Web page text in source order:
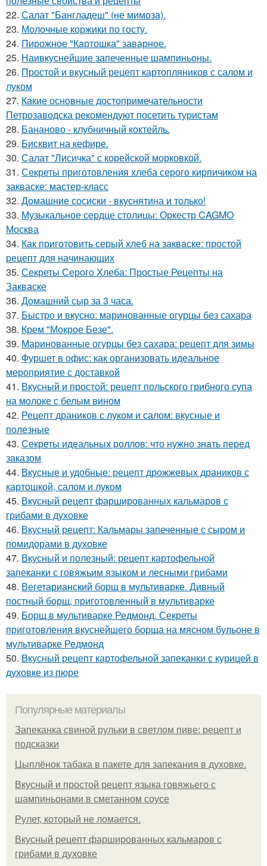
22. Салат "Бангладеш" (не мимоза).
23. Молочные коржики по госту.
24. Пирожное "Картошка" заварное.
25. Наивкуснейшие запеченные шампиньоны.
26. Простой и вкусный рецепт картопляников с салом и
луком
27. Какие основные достопримечательности
Петрозаводска рекомендуют посетить туристам
28. Бананово - клубничный коктейль.
29. Бисквит на кефире.
30. Салат "Лисичка" с корейской морковкой.
31. Секреты приготовления хлеба серого кирпичиком на
закваске: мастер-класс
32. Домашние сосиски - вкуснятина и только!
33. Музыкальное сердце столицы: Оркестр CAGMO
Москва
34. Как приготовить серый хлеб на закваске: простой
рецепт для начинающих
35. Секреты Серого Хлеба: Простые Рецепты на
Закваске
36. Домашний сыр за 3 часа.
37. Быстро и вкусно: маринованные огурцы без сахара
38. Крем "Мокрое Безе".
39. Маринованные огурцы без сахара: рецепт для зимы
40. Фуршет в офис: как организовать идеальное
мероприятие с доставкой
41. Вкусный и простой: рецепт польского грибного супа
на молоке с белым вином
42. Рецепт драников с луком и салом: вкусные и
полезные
43. Секреты идеальных роллов: что нужно знать перед
заказом
44. Вкусные и удобные: рецепт дрожжевых драников с
картошкой, салом и луком
45. Вкусный рецепт фаршированных кальмаров с
грибами в духовке
46. Вкусный рецепт: Кальмары запеченные с сыром и
помидорами в духовке
47. Вкусный и полезный: рецепт картофельной
запеканки с говяжьим языком и лесными грибами
48. Вегетарианский борщ в мультиварке. Дивный
постный борщ, приготовленный в мультиварке
49. Борщ в мультиварке Редмонд. Секреты
приготовления вкуснейшего борща на мясном бульоне в
мультиварке Редмонд
50. Вкусный рецепт картофельной запеканки с курицей в
духовке из пюре
Популярные материалы
Запеканка свиной рульки в светлом пиве: рецепт и
подсказки
Цыплёнок табака в пакете для запекания в духовке.
Вкусный и простой рецепт языка говяжьего с
шампиньонами в сметанном соусе
Рулет, который не ломается.
Вкусный рецепт фаршированных кальмаров с
грибами в духовке